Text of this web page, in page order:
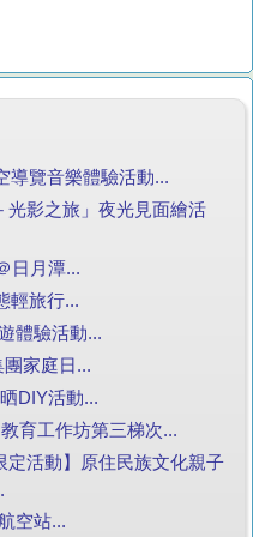
導覽音樂體驗活動...
光影之旅」夜光見面繪活
日月潭...
輕旅行...
體驗活動...
家庭日...
DIY活動...
育工作坊第三梯次...
定活動】原住民族文化親子
空站...